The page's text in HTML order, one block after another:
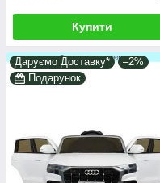
Купити
Даруємо Доставку*
–2%
Подарунок